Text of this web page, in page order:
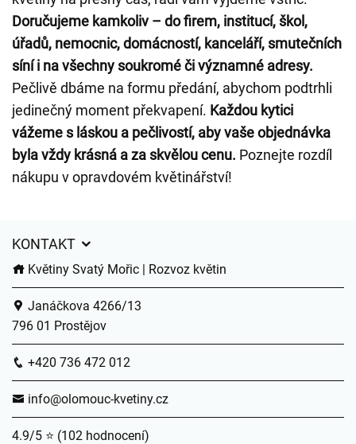
Doručujeme kamkoliv – do firem, institucí, škol,
úřadů, nemocnic, domácností, kanceláří, smutečních
síní i na všechny soukromé či významné adresy.
Pečlivě dbáme na formu předání, abychom podtrhli
jedinečný moment překvapení. Každou kytici
vážeme s láskou a pečlivostí, aby vaše objednávka
byla vždy krásná a za skvělou cenu. Poznejte rozdíl
nákupu v opravdovém květinářství!
KONTAKT
Květiny Svatý Mořic | Rozvoz květin
Janáčkova 4266/13
796 01 Prostějov
+420 736 472 012
info@olomouc-kvetiny.cz
4.9/5 ⭐ (102 hodnocení)